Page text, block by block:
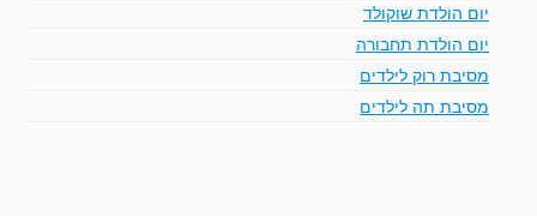
יום הולדת שוקולד
יום הולדת תחבורה
מסיבת רוק לילדים
מסיבת תה לילדים